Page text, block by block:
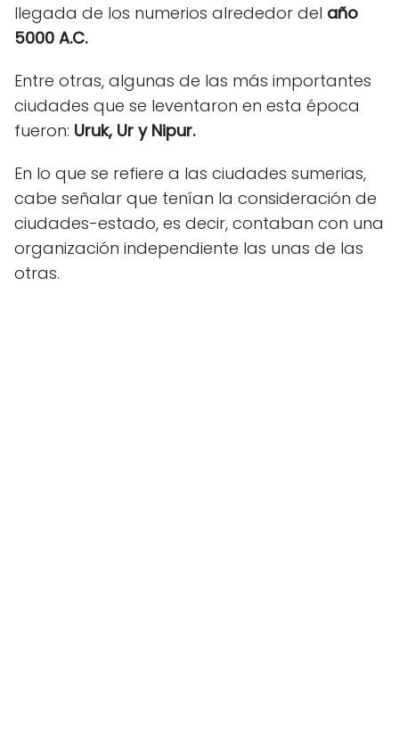
llegada de los numerios alrededor del año
5000 A.C.
Entre otras, algunas de las más importantes
ciudades que se leventaron en esta época
fueron: Uruk, Ur y Nipur.
En lo que se refiere a las ciudades sumerias,
cabe señalar que tenían la consideración de
ciudades-estado, es decir, contaban con una
organización independiente las unas de las
otras.